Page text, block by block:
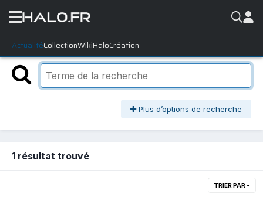
ActualitéCollectionWikiHaloCréation
Plus d’options de recherche
1 résultat trouvé
TRIER PAR